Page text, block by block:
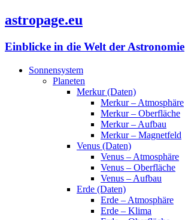
astropage.eu
Einblicke in die Welt der Astronomie
Sonnensystem
Planeten
Merkur (Daten)
Merkur – Atmosphäre
Merkur – Oberfläche
Merkur – Aufbau
Merkur – Magnetfeld
Venus (Daten)
Venus – Atmosphäre
Venus – Oberfläche
Venus – Aufbau
Erde (Daten)
Erde – Atmosphäre
Erde – Klima